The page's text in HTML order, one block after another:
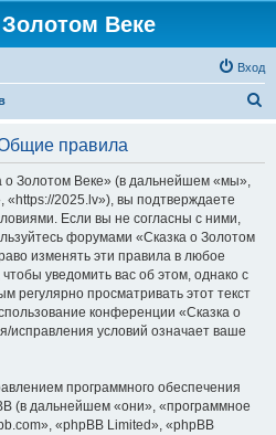
Веке
Вход
правила
о Золотом Веке» (в дальнейшем «мы»,
2025.lv»), вы подтверждаете
Если вы не согласны с ними,
форумами «Сказка о Золотом
изменять эти правила в любое
уведомить вас об этом, однако с
просматривать этот текст
конференции «Сказка о
исправления условий означает ваше
программного обеспечения
(в дальнейшем «они», «программное
«phpBB Limited», «phpBB